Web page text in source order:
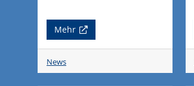
Mehr
News